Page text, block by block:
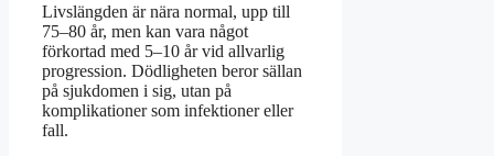
Livslängden är nära normal, upp till
75–80 år, men kan vara något
förkortad med 5–10 år vid allvarlig
progression. Dödligheten beror sällan
på sjukdomen i sig, utan på
komplikationer som infektioner eller
fall.